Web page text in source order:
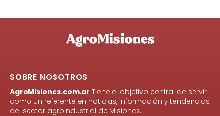
SOBRE NOSOTROS
AgroMisiones.com.ar Tiene el objetivo central de servir
como un referente en noticias, información y tendencias
del sector agroindustrial de Misiones.